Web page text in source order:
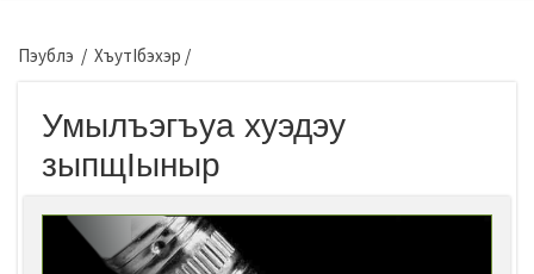
Пэублэ / ХъутIбэхэр /
Умылъэгъуа хуэдэу
зыпщIыныр